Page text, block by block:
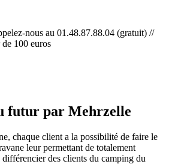
nous au 01.48.87.88.04 (gratuit) //
100 euros
futur par Mehrzelle
chaque client a la possibilité de faire le
leur permettant de totalement
différencier des clients du camping du